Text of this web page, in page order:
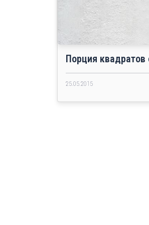
Порция квадратов
25.05.2015